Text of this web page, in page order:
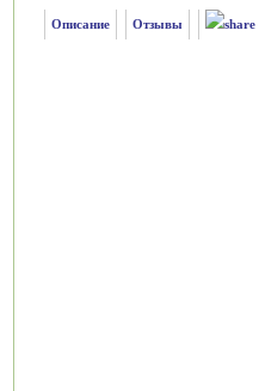
Описание Отзывы